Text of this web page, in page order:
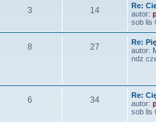
3 14
Re:
autor:
sob lis
8 27
Re:
autor:
ndz
6 34
Re:
autor:
sob lis